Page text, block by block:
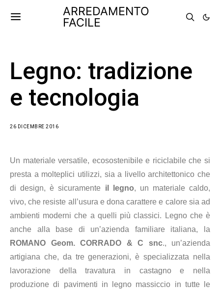
ARREDAMENTO
FACILE
Legno: tradizione
e tecnologia
26 DICEMBRE 2016
Un materiale versatile, ecosostenibile e riciclabile che si
presta a molteplici utilizzi, sia a livello architettonico che
di design, è sicuramente il legno, un materiale caldo,
vivo, che resiste all’usura e dona carattere e calore sia ad
ambienti moderni che a quelli più classici. Legno che è
anche alla base di un’azienda familiare italiana, la
ROMANO Geom. CORRADO & C snc., un’azienda
artigiana che, da tre generazioni, è specializzata nella
lavorazione della travatura in castagno e nella
produzione di pavimenti in legno massiccio in tutte le